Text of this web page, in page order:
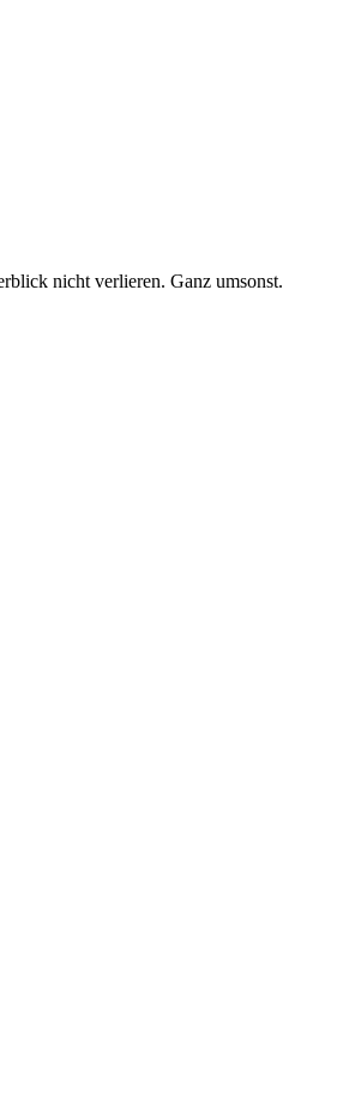
nicht verlieren. Ganz umsonst.